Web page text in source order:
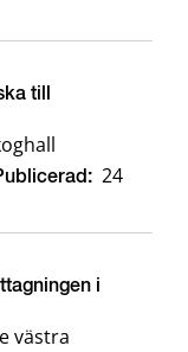
till
24
i
västra